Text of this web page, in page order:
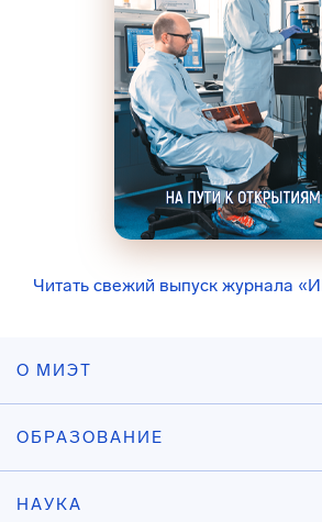
Читать свежий выпуск журнала
О МИЭТ
ОБРАЗОВАНИЕ
НАУКА